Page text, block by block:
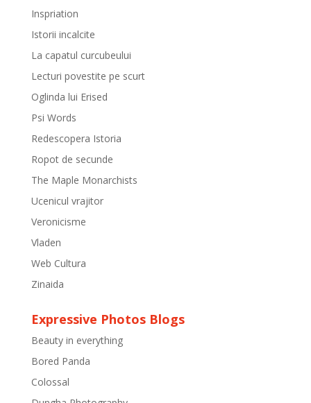
Inspriation
Istorii incalcite
La capatul curcubeului
Lecturi povestite pe scurt
Oglinda lui Erised
Psi Words
Redescopera Istoria
Ropot de secunde
The Maple Monarchists
Ucenicul vrajitor
Veronicisme
Vladen
Web Cultura
Zinaida
Expressive Photos Blogs
Beauty in everything
Bored Panda
Colossal